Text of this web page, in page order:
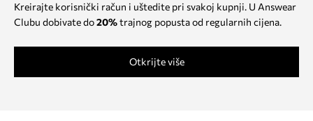
Kreirajte korisnički račun i uštedite pri svakoj kupnji. U Answear
Clubu dobivate do20%trajnog popusta od regularnih cijena.
Otkrijte više